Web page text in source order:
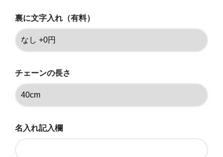
裏に文字入れ（有料）
チェーンの長さ
名入れ記入欄